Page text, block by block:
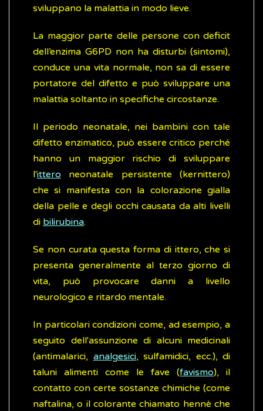
sviluppano la malattia in modo lieve.
La maggior parte delle persone con deficit
dell’enzima G6PD non ha disturbi (sintomi),
conduce una vita normale, non sa di essere
portatore del difetto e può sviluppare una
malattia soltanto in specifiche circostanze.
Il periodo neonatale, nei bambini con tale
difetto enzimatico, può essere critico perché
hanno un maggior rischio di sviluppare
l'ittero neonatale persistente (kernittero)
che si manifesta con la colorazione gialla
della pelle e degli occhi causata da alti livelli
di bilirubina.
Se non curata questa forma di ittero, che si
presenta generalmente al terzo giorno di
vita, può provocare danni a livello
neurologico e ritardo mentale.
In particolari condizioni come, ad esempio, a
seguito dell'assunzione di alcuni medicinali
(antimalarici, analgesici, sulfamidici, ecc.), di
taluni alimenti come le fave (favismo), il
contatto con certe sostanze chimiche (come
naftalina, o il colorante chiamato hennè che